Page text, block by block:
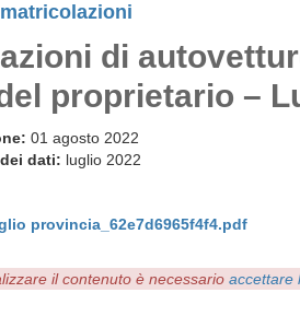
di
proprietario –
01 agosto 2022
dati: luglio 2022
provincia_62e7d6965f4f4.pdf
il contenuto è necessario accettare